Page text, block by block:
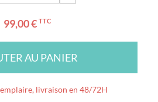
99,00 € TTC
AU PANIER
livraison en 48/72H